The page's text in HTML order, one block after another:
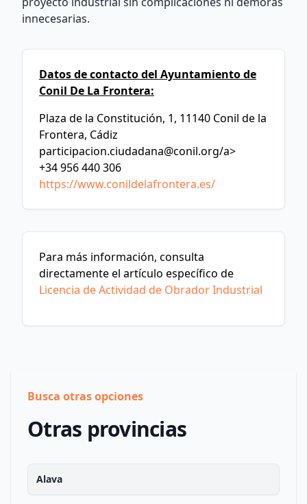
innecesarias.
Datos de contacto del Ayuntamiento de
Conil De La Frontera:
Plaza de la Constitución, 1, 11140 Conil de la
Frontera, Cádiz
participacion.ciudadana@conil.org/a>
+34 956 440 306
https://www.conildelafrontera.es/
Para más información, consulta
directamente el artículo específico de
Licencia de Actividad de Obrador Industrial
Busca otras opciones
Otras provincias
Alava